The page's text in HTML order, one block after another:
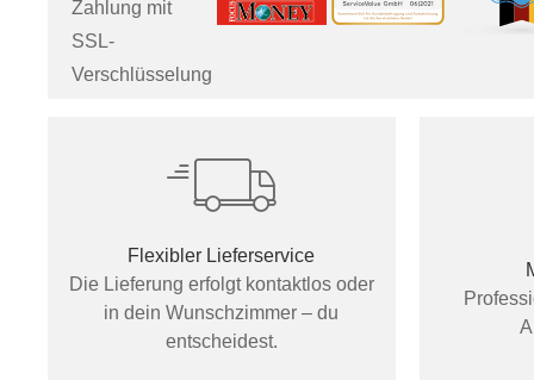
Zahlung mit
SSL-
Verschlüsselung
Flexibler Lieferservice
Die Lieferung erfolgt kontaktlos oder
in dein Wunschzimmer – du
entscheidest.